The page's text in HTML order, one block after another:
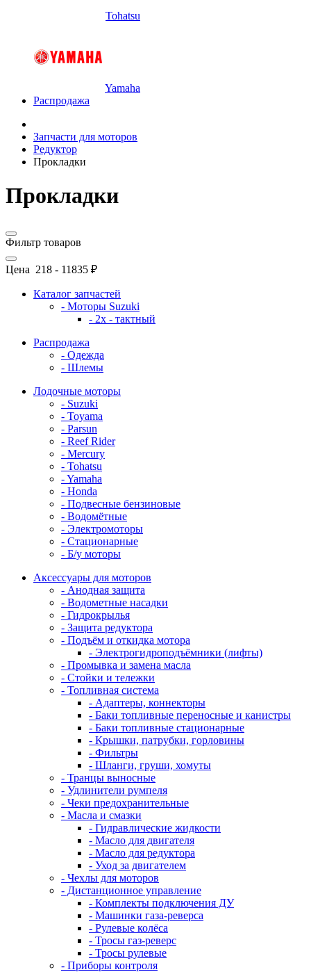
Tohatsu
Yamaha
Распродажа
Запчасти для моторов
Редуктор
Прокладки
Прокладки
Фильтр товаров
Цена 218 - 11835 ₽
Каталог запчастей
- Моторы Suzuki
- 2x - тактный
Распродажа
- Одежда
- Шлемы
Лодочные моторы
- Suzuki
- Toyama
- Parsun
- Reef Rider
- Mercury
- Tohatsu
- Yamaha
- Honda
- Подвесные бензиновые
- Водомётные
- Электромоторы
- Стационарные
- Б/у моторы
Аксессуары для моторов
- Анодная защита
- Водометные насадки
- Гидрокрылья
- Защита редуктора
- Подъём и откидка мотора
- Электрогидроподъёмники (лифты)
- Промывка и замена масла
- Стойки и тележки
- Топливная система
- Адаптеры, коннекторы
- Баки топливные переносные и канистры
- Баки топливные стационарные
- Крышки, патрубки, горловины
- Фильтры
- Шланги, груши, хомуты
- Транцы выносные
- Удлинители румпеля
- Чеки предохранительные
- Масла и смазки
- Гидравлические жидкости
- Масло для двигателя
- Масло для редуктора
- Уход за двигателем
- Чехлы для моторов
- Дистанционное управление
- Комплекты подключения ДУ
- Машинки газа-реверса
- Рулевые колёса
- Тросы газ-реверс
- Тросы рулевые
- Приборы контроля